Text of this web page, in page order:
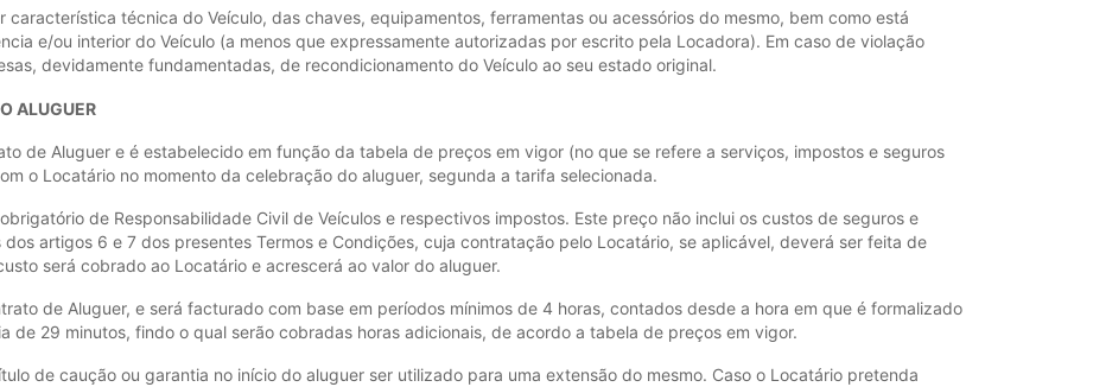
técnica do Veículo, das chaves, equipamentos, ferramentas ou acessórios do mesmo, bem como está
e/ou interior do Veículo (a menos que expressamente autorizadas por escrito pela Locadora). Em caso de violação
devidamente fundamentadas, de recondicionamento do Veículo ao seu estado original.
ALUGUER
de Aluguer e é estabelecido em função da tabela de preços em vigor (no que se refere a serviços, impostos e seguros
o Locatário no momento da celebração do aluguer, segunda a tarifa selecionada.
de Responsabilidade Civil de Veículos e respectivos impostos. Este preço não inclui os custos de seguros e
artigos 6 e 7 dos presentes Termos e Condições, cuja contratação pelo Locatário, se aplicável, deverá ser feita de
será cobrado ao Locatário e acrescerá ao valor do aluguer.
de Aluguer, e será facturado com base em períodos mínimos de 4 horas, contados desde a hora em que é formalizado
de 29 minutos, findo o qual serão cobradas horas adicionais, de acordo a tabela de preços em vigor.
de caução ou garantia no início do aluguer ser utilizado para uma extensão do mesmo. Caso o Locatário pretenda